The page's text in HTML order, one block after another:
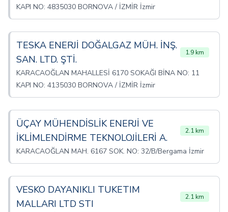
KAPI NO: 4835030 BORNOVA / İZMİR İzmir
TESKA ENERJİ DOĞALGAZ MÜH. İNŞ.
SAN. LTD. ŞTİ.
1.9 km
KARACAOĞLAN MAHALLESİ 6170 SOKAĞI BİNA NO: 11
KAPI NO: 4135030 BORNOVA / İZMİR İzmir
ÜÇAY MÜHENDİSLİK ENERJİ VE
İKLİMLENDİRME TEKNOLOJİLERİ A.
2.1 km
KARACAOĞLAN MAH. 6167 SOK. NO: 32/B/Bergama İzmir
VESKO DAYANIKLI TUKETIM
MALLARI LTD STI
2.1 km